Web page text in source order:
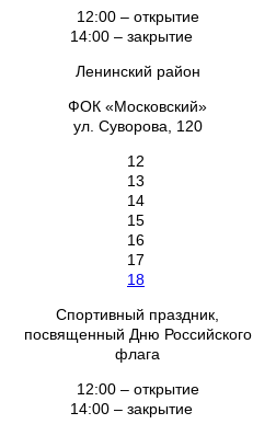
12:00 – открытие
14:00 – закрытие
Ленинский район
ФОК «Московский»
ул. Суворова, 120
12
13
14
15
16
17
18
Спортивный праздник,
посвященный Дню Российского
флага
12:00 – открытие
14:00 – закрытие